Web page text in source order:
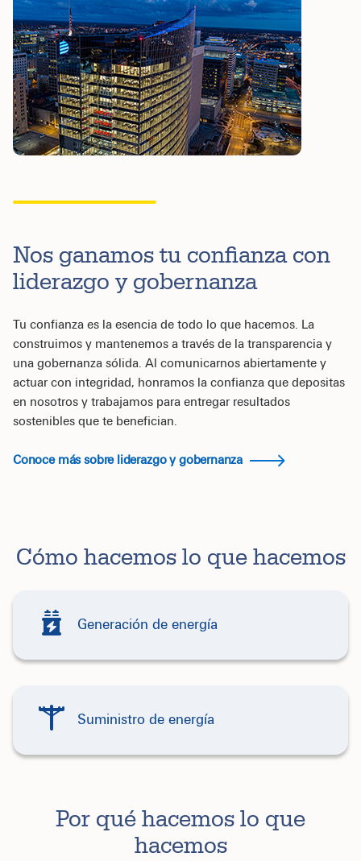
Nos ganamos tu confianza con
liderazgo y gobernanza
Tu confianza es la esencia de todo lo que hacemos. La
construimos y mantenemos a través de la transparencia y
una gobernanza sólida. Al comunicarnos abiertamente y
actuar con integridad, honramos la confianza que depositas
en nosotros y trabajamos para entregar resultados
sostenibles que te benefician.
Conoce más sobre liderazgo y gobernanza
Cómo hacemos lo que hacemos
Generación de energía
Suministro de energía
Por qué hacemos lo que
hacemos